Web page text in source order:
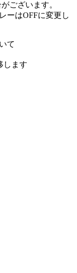
ございます。
ーはOFFに変更し
て
します